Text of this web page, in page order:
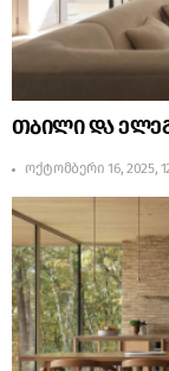
თბილი და
ოქტომბერი 16, 2025,